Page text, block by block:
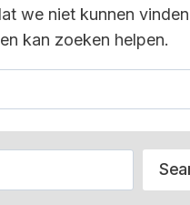
we niet kunnen
kan zoeken helpen.